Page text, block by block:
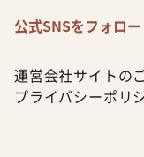
公式SNSをフォロー
運営会社サイトの
プライバシーポリ